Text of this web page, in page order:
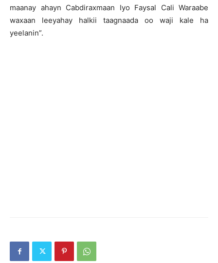
maanay ahayn Cabdiraxmaan Iyo Faysal Cali Waraabe
waxaan leeyahay halkii taagnaada oo waji kale ha
yeelanin”.